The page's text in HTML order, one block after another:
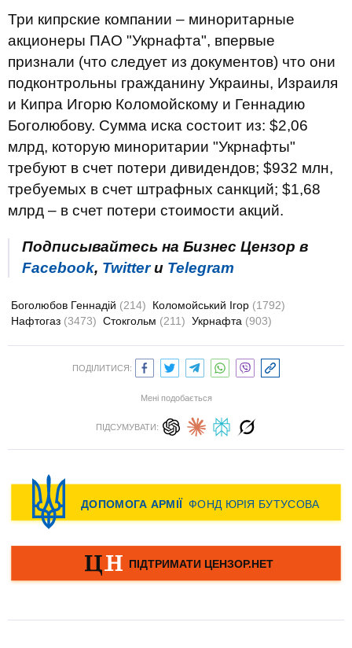
Три кипрские компании – миноритарные
акционеры ПАО "Укрнафта", впервые
признали (что следует из документов) что они
подконтрольны гражданину Украины, Израиля
и Кипра Игорю Коломойскому и Геннадию
Боголюбову. Сумма иска состоит из: $2,06
млрд, которую миноритарии "Укрнафты"
требуют в счет потери дивидендов; $932 млн,
требуемых в счет штрафных санкций; $1,68
млрд – в счет потери стоимости акций.
Подписывайтесь на Бизнес Цензор в
Facebook, Twitterи Telegram
Боголюбов Геннадій (214) Коломойський Ігор (1792)
Нафтогаз (3473) Стокгольм (211) Укрнафта (903)
ПОДІЛИТИСЯ:
Мені подобається
ПІДСУМУВАТИ: